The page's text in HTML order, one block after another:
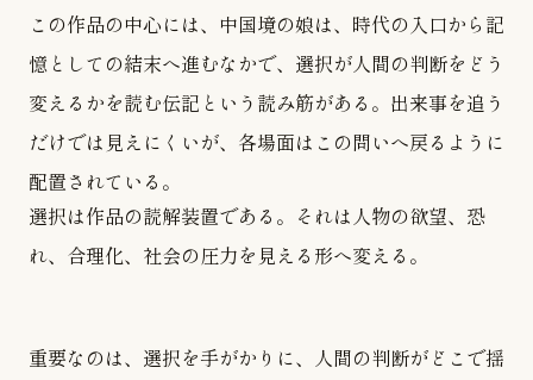
この作品の中心には、中国境の娘は、時代の入口から記
憶としての結末へ進むなかで、選択が人間の判断をどう
変えるかを読む伝記という読み筋がある。出来事を追う
だけでは見えにくいが、各場面はこの問いへ戻るように
配置されている。
選択は作品の読解装置である。それは人物の欲望、恐
れ、合理化、社会の圧力を見える形へ変える。
重要なのは、選択を手がかりに、人間の判断がどこで揺